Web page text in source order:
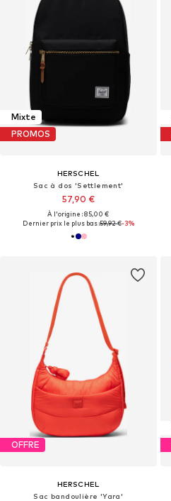
Mixte
PROMOS
HERSCHEL
Sac à dos 'Settlement'
57,90 €
À l'origine : 85,00 €
Dernier prix le plus bas :59,92 €-3%
OFFRE
HERSCHEL
Sac bandoulière 'Yara'